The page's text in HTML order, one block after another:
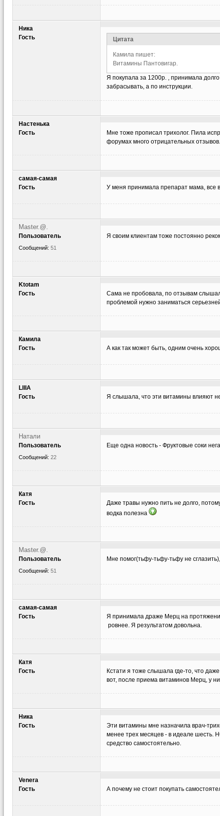
Ника
Гость
Цитата
Камила пишет:
Витамины Пантовигар.
Я покупала за 1200р. , принимала
забрасывать, а по инструкции.
Настенька
Гость
Мне тоже прописал трихолог. Пила
форумах много отрицательных
самая-самая
Гость
У меня принимала препарат мама, все
Master.@.
Пользователь
Сообщений: 51
Я своим клиентам тоже постоянно
Ktotam
Гость
Сама не пробовала, по отзывам
проблемой нужно заниматься
Камила
Гость
А как так может быть, одним очень
LIlIA
Гость
Я слышала, что эти витамины влияют
Натали
Пользователь
Сообщений: 22
Еще одна новость - Фруктовые соки
Катя
Гость
Даже травы нужно пить не долго,
водка полезна
Master.@.
Пользователь
Сообщений: 51
Мне помог(тьфу-тьфу-тьфу не
самая-самая
Гость
Я принимала драже Мерц на
ровнее. Я результатом довольна.
Катя
Гость
Кстати я тоже слышала где-то, что
вот, после приема витаминов Мерц, у
Ника
Гость
Эти витамины мне назначила врач-
менее трех месяцев - в идеале шесть.
средство самостоятельно.
Venera
Гость
А почему не стоит покупать